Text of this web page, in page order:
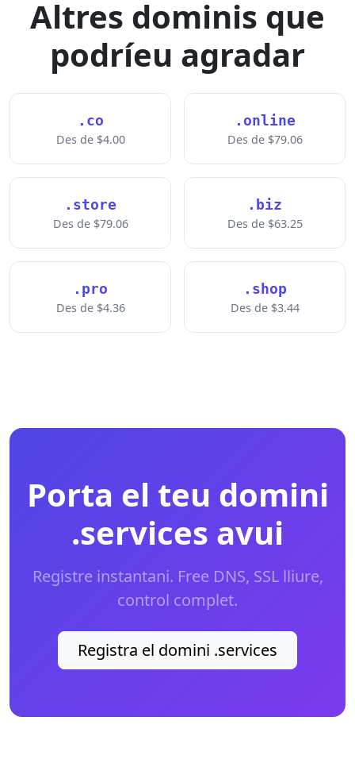
Altres dominis que
podríeu agradar
.co
Des de $4.00
.online
Des de $79.06
.store
Des de $79.06
.biz
Des de $63.25
.pro
Des de $4.36
.shop
Des de $3.44
Porta el teu domini
.services avui
Registre instantani. Free DNS, SSL lliure,
control complet.
Registra el domini .services